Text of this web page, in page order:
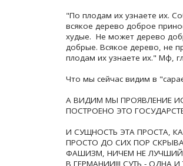
"По плодам их узнаете их.
всякое дерево доброе
худые. Не может дерево
добрые. Всякое дерево, не
плодам их узнаете их." Мф,
Что мы сейчас видим в
А ВИДИМ МЫ ПРОЯВЛЕНИЕ
ПОСТРОЕНО ЭТО
И СУЩНОСТЬ ЭТА ПРОСТА,
ПРОСТО ДО СИХ ПОР
ФАШИЗМ, НИЧЕМ НЕ
В ГЕРМАНИИ!!! СУТЬ - ОДНА